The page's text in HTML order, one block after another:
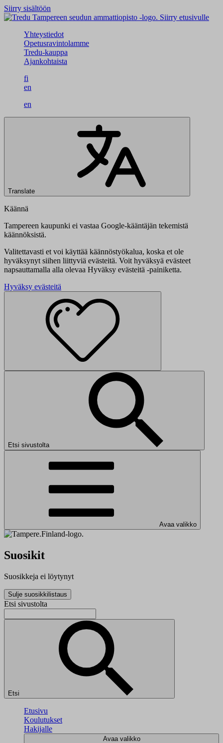
Siirry sisältöön
Siirry etusivulle
Yhteystiedot
Opetusravintolamme
Tredu-kauppa
Ajankohtaista
fi
en
en
Translate
Käännä
Tampereen kaupunki ei vastaa Google-kääntäjän tekemistä
käännöksistä.
Valitettavasti et voi käyttää käännöstyökalua, koska et ole
hyväksynyt siihen liittyviä evästeitä. Voit hyväksyä evästeet
napsauttamalla alla olevaa Hyväksy evästeitä -painiketta.
Hyväksy evästeitä
Etsi sivustolta
Avaa valikko
Suosikit
Suosikkeja ei löytynyt
Sulje suosikkilistaus
Etsi sivustolta
Etsi
Etusivu
Koulutukset
Hakijalle
Avaa valikko